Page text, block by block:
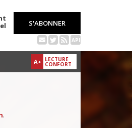
S'ABONNER
API
A+ LECTURE
CONFORT
.